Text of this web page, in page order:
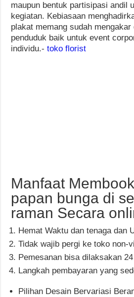
maupun bentuk partisipasi andil
kegiatan. Kebiasaan
plakat memang sudah mengakar
penduduk baik untuk event
individu.-toko florist
Manfaat
papan bunga di
raman Secara
Hemat Waktu dan tenaga dan
Tidak wajib pergi ke toko non-
Pemesanan bisa dilaksakan
Langkah pembayaran yang
Pilihan Desain Bervariasi